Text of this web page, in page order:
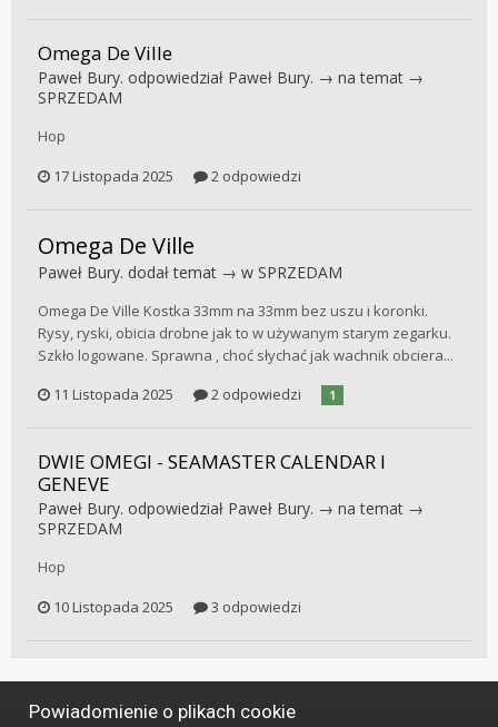
Omega De Ville
Paweł Bury. odpowiedział Paweł Bury. → na temat →
SPRZEDAM
Hop
17 Listopada 2025
2 odpowiedzi
Omega De Ville
Paweł Bury. dodał temat → w SPRZEDAM
Omega De Ville Kostka 33mm na 33mm bez uszu i koronki.
Rysy, ryski, obicia drobne jak to w używanym starym zegarku.
Szkło logowane. Sprawna , choć słychać jak wachnik obciera...
11 Listopada 2025
2 odpowiedzi 1
DWIE OMEGI - SEAMASTER CALENDAR I
GENEVE
Paweł Bury. odpowiedział Paweł Bury. → na temat →
SPRZEDAM
Hop
10 Listopada 2025
3 odpowiedzi
Język Styl Polityka prywatności
Powiadomienie o plikach cookie